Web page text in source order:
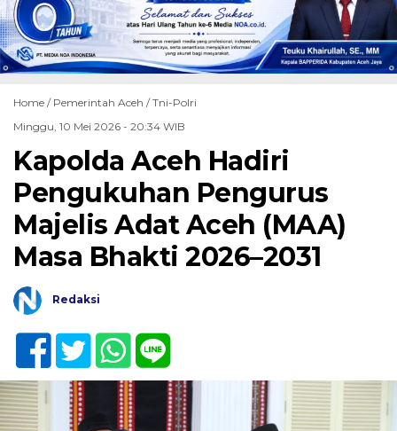
Home / Pemerintah Aceh /Tni-Polri
Minggu, 10 Mei 2026 - 20:34 WIB
Kapolda Aceh Hadiri
Pengukuhan Pengurus
Majelis Adat Aceh (MAA)
Masa Bhakti 2026–2031
Redaksi